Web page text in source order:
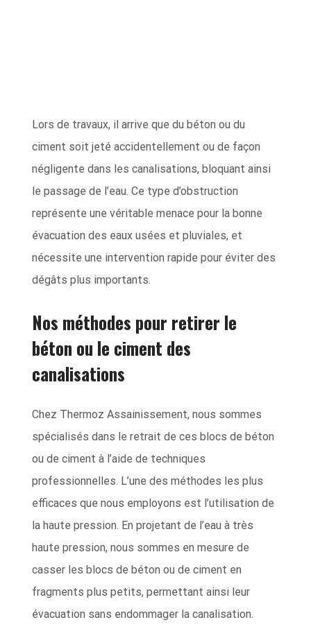
Lors de travaux, il arrive que du béton ou du
ciment soit jeté accidentellement ou de façon
négligente dans les canalisations, bloquant ainsi
le passage de l’eau. Ce type d’obstruction
représente une véritable menace pour la bonne
évacuation des eaux usées et pluviales, et
nécessite une intervention rapide pour éviter des
dégâts plus importants.
Nos méthodes pour retirer le
béton ou le ciment des
canalisations
Chez Thermoz Assainissement, nous sommes
spécialisés dans le retrait de ces blocs de béton
ou de ciment à l’aide de techniques
professionnelles. L’une des méthodes les plus
efficaces que nous employons est l’utilisation de
la haute pression. En projetant de l’eau à très
haute pression, nous sommes en mesure de
casser les blocs de béton ou de ciment en
fragments plus petits, permettant ainsi leur
évacuation sans endommager la canalisation.